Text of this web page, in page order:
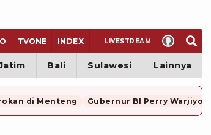
TVONE INDEX LIVESTREAM
Bali Sulawesi Lainnya
di Menteng Gubernur BI Perry Warjiyo